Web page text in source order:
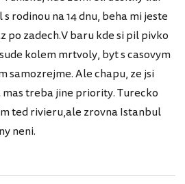
s rodinou na 14 dnu, beha mi jeste
po zadech.V baru kde si pil pivko
kolem mrtvoly, byt s casovym
samozrejme. Ale chapu, ze jsi
mas treba jine priority. Turecko
ted rivieru,ale zrovna Istanbul
neni.